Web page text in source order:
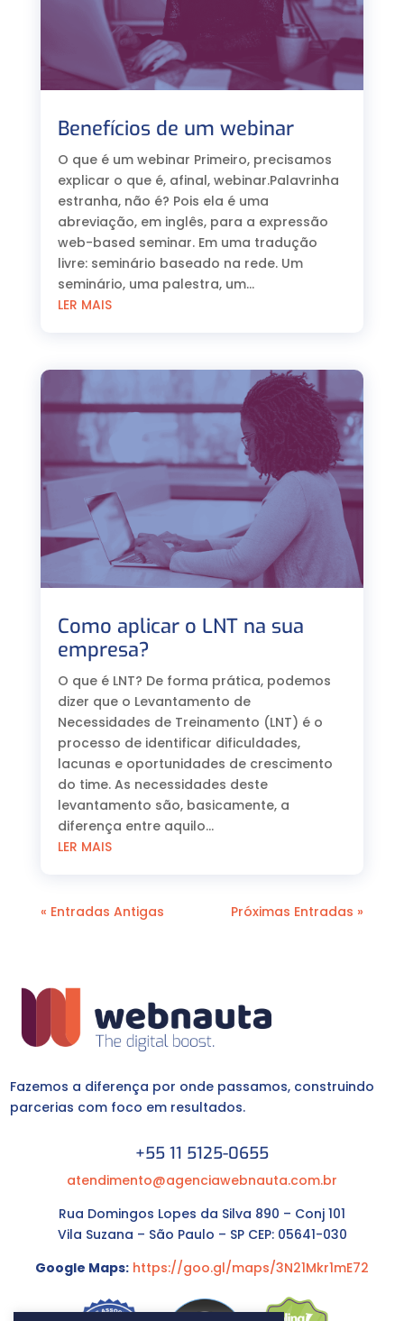
Benefícios de um webinar
O que é um webinar Primeiro, precisamos
explicar o que é, afinal, webinar.Palavrinha
estranha, não é? Pois ela é uma
abreviação, em inglês, para a expressão
web-based seminar. Em uma tradução
livre: seminário baseado na rede. Um
seminário, uma palestra, um...
LER MAIS
Como aplicar o LNT na sua
empresa?
O que é LNT? De forma prática, podemos
dizer que o Levantamento de
Necessidades de Treinamento (LNT) é o
processo de identificar dificuldades,
lacunas e oportunidades de crescimento
do time. As necessidades deste
levantamento são, basicamente, a
diferença entre aquilo...
LER MAIS
« Entradas Antigas Próximas Entradas »
Fazemos a diferença por onde passamos, construindo
parcerias com foco em resultados.
+55 11 5125-0655
atendimento@agenciawebnauta.com.br
Rua Domingos Lopes da Silva 890 – Conj 101
Vila Suzana – São Paulo – SP CEP: 05641-030
Google Maps: https://goo.gl/maps/3N21Mkr1mE72